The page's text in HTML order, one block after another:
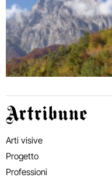
Artribune
Arti visive
Progetto
Professioni